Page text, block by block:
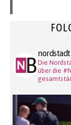
Die
über die